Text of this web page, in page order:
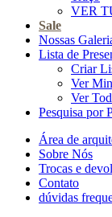
VER
Sale
Nossas
Lista de
Criar
Ver
Ver
Pesquisa por
Área de
Sobre Nós
Trocas e
Contato
dúvidas